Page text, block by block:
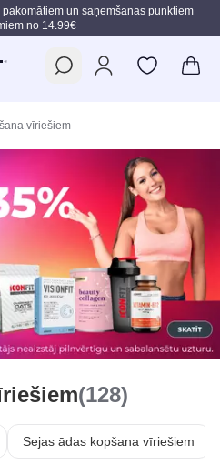
un saņemšanas punktiem
no 14.99€
vīriešiem
(128)
Sejas ādas kopšana vīriešiem